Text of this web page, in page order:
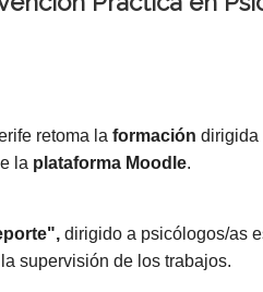
retoma la formación dirigida
la plataforma Moodle.
dirigido a psicólogos/as
supervisión de los trabajos.